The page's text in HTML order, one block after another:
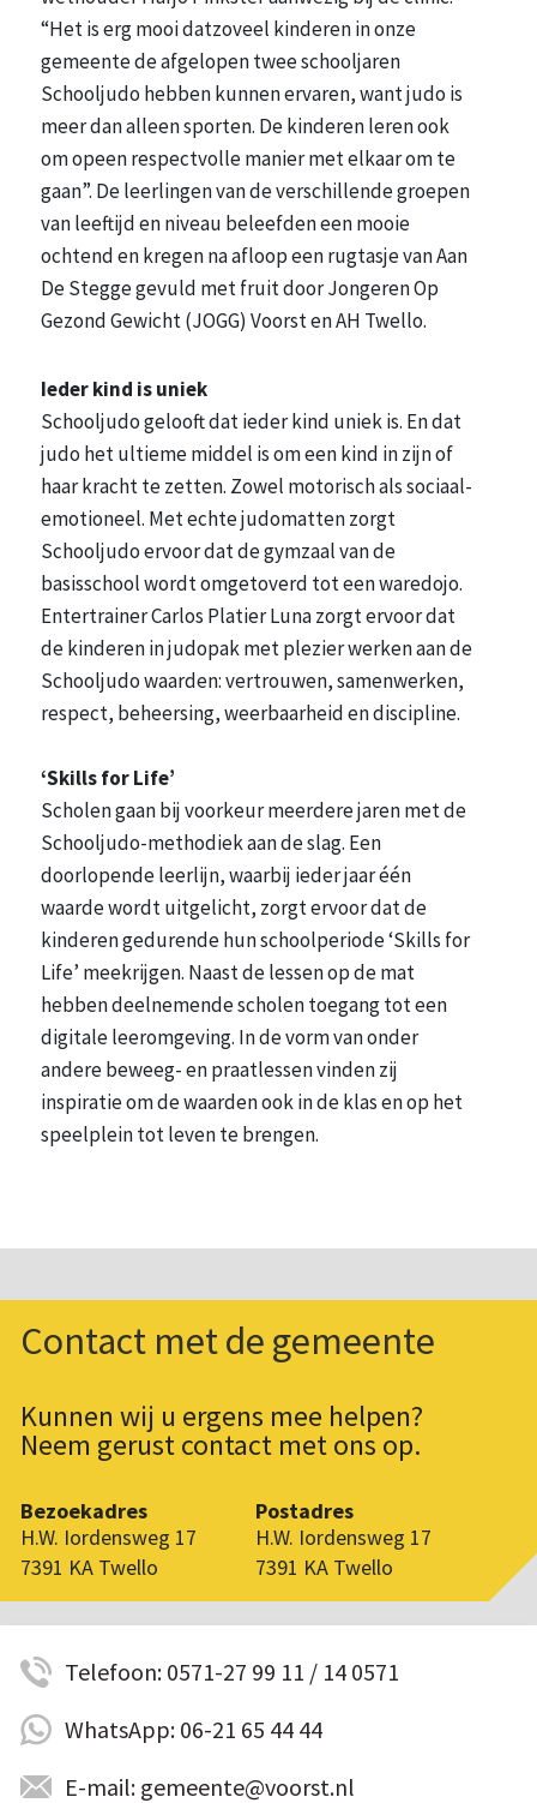
“Het is erg mooi datzoveel kinderen in onze
gemeente de afgelopen twee schooljaren
Schooljudo hebben kunnen ervaren, want judo is
meer dan alleen sporten. De kinderen leren ook
om opeen respectvolle manier met elkaar om te
gaan”. De leerlingen van de verschillende groepen
van leeftijd en niveau beleefden een mooie
ochtend en kregen na afloop een rugtasje van Aan
De Stegge gevuld met fruit door Jongeren Op
Gezond Gewicht (JOGG) Voorst en AH Twello.
Ieder kind is uniek
Schooljudo gelooft dat ieder kind uniek is. En dat
judo het ultieme middel is om een kind in zijn of
haar kracht te zetten. Zowel motorisch als sociaal-
emotioneel. Met echte judomatten zorgt
Schooljudo ervoor dat de gymzaal van de
basisschool wordt omgetoverd tot een waredojo.
Entertrainer Carlos Platier Luna zorgt ervoor dat
de kinderen in judopak met plezier werken aan de
Schooljudo waarden: vertrouwen, samenwerken,
respect, beheersing, weerbaarheid en discipline.
‘Skills for Life’
Scholen gaan bij voorkeur meerdere jaren met de
Schooljudo-methodiek aan de slag. Een
doorlopende leerlijn, waarbij ieder jaar één
waarde wordt uitgelicht, zorgt ervoor dat de
kinderen gedurende hun schoolperiode ‘Skills for
Life’ meekrijgen. Naast de lessen op de mat
hebben deelnemende scholen toegang tot een
digitale leeromgeving. In de vorm van onder
andere beweeg- en praatlessen vinden zij
inspiratie om de waarden ook in de klas en op het
speelplein tot leven te brengen.
Contact met de gemeente
Kunnen wij u ergens mee helpen?
Neem gerust contact met ons op.
Bezoekadres
H.W. Iordensweg 17
7391 KA Twello
Postadres
H.W. Iordensweg 17
7391 KA Twello
Telefoon: 0571-27 99 11 / 14 0571
WhatsApp: 06-21 65 44 44
E-mail: gemeente@voorst.nl